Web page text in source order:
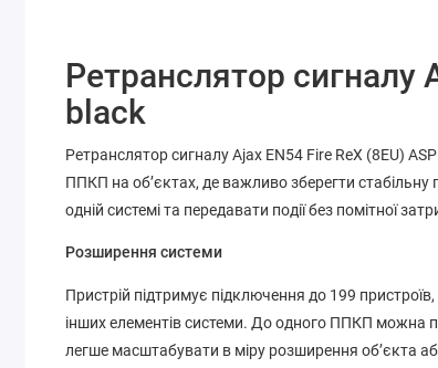
Ретранслятор сигналу
black
Ретранслятор сигналу Ajax EN54 Fire ReX (8EU)
ППКП на об’єктах, де важливо зберегти
одній системі та передавати події без помітної
Розширення системи
Пристрій підтримує підключення до 199
інших елементів системи. До одного ППКП можна
легше масштабувати в міру розширення об’єкта